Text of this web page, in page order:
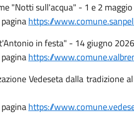
"Notti sull'acqua" - 1 e 2
https://
in festa" - 14 giugno 2026
https://
Vedeseta dalla
https://